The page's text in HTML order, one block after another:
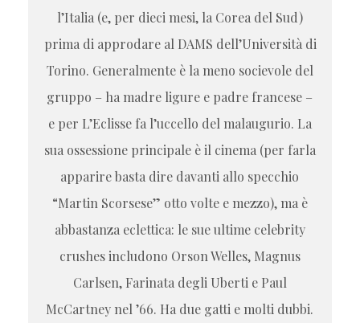
l’Italia (e, per dieci mesi, la Corea del Sud)
prima di approdare al DAMS dell’Università di
Torino. Generalmente è la meno socievole del
gruppo – ha madre ligure e padre francese –
e per L’Eclisse fa l’uccello del malaugurio. La
sua ossessione principale è il cinema (per farla
apparire basta dire davanti allo specchio
“Martin Scorsese” otto volte e mezzo), ma è
abbastanza eclettica: le sue ultime celebrity
crushes includono Orson Welles, Magnus
Carlsen, Farinata degli Uberti e Paul
McCartney nel ’66. Ha due gatti e molti dubbi.